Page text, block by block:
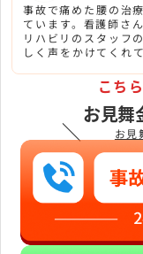
事故で痛めた腰の治
ています。看護師さん
リハビリのスタッフ
しく声をかけてくれ
＼
こち
お見舞
お見